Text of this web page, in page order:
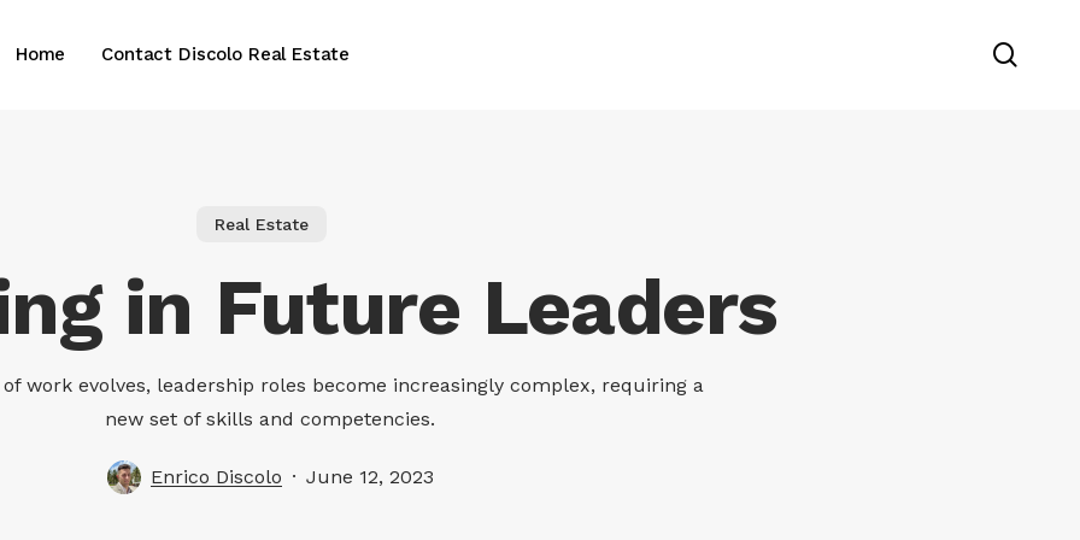
Home Contact Discolo Real Estate
Real Estate
in Future Leaders
work evolves, leadership roles become increasingly complex, requiring a
new set of skills and competencies.
Enrico Discolo June 12, 2023